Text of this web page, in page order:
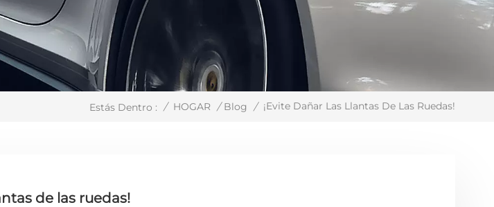
Estás Dentro : / HOGAR / Blog / ¡Evite Dañar Las Llantas De Las Ruedas!
de las ruedas!